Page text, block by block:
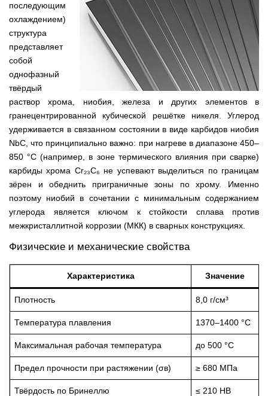
последующим
охлаждением)
структура
представляет
собой
однофазный
твёрдый
раствор хрома, ниобия, железа и других элементов в
гранецентрированной кубической решётке никеля. Углерод
удерживается в связанном состоянии в виде карбидов ниобия
NbC, что принципиально важно: при нагреве в диапазоне 450–
850 °С (например, в зоне термического влияния при сварке)
карбиды хрома Cr₂₃C₆ не успевают выделиться по границам
зёрен и обеднить приграничные зоны по хрому. Именно
поэтому ниобий в сочетании с минимальным содержанием
углерода является ключом к стойкости сплава против
межкристаллитной коррозии (МКК) в сварных конструкциях.
Физические и механические свойства
Характеристика Значение
Плотность 8,0 г/см³
Температура плавления 1370–1400 °С
Максимальная рабочая температура до 500 °С
Предел прочности при растяжении (σв) ≥ 680 МПа
Твёрдость по Бринеллю ≤ 210 HB